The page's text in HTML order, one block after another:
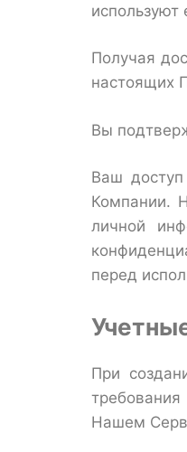
используют
Получая
настоящих
Вы
Ваш
Компании.
личной
перед
При
Нашем